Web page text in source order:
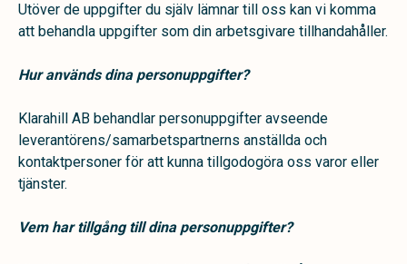
Utöver de uppgifter du själv lämnar till oss kan vi komma
att behandla uppgifter som din arbetsgivare tillhandahåller.
Hur används dina personuppgifter?
Klarahill AB behandlar personuppgifter avseende
leverantörens/samarbetspartnerns anställda och
kontaktpersoner för att kunna tillgodogöra oss varor eller
tjänster.
Vem har tillgång till dina personuppgifter?